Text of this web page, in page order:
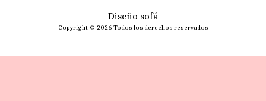
Diseño sofá
Copyright © 2026 Todos los derechos reservados